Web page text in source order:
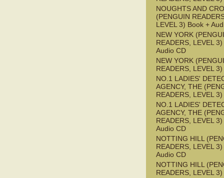
NOUGHTS AND
(PENGUIN
LEVEL 3) Book +
NEW YORK
READERS, LEVEL
Audio CD
NEW YORK
READERS, LEVEL
NO.1 LADIES'
AGENCY, THE
READERS, LEVEL
NO.1 LADIES'
AGENCY, THE
READERS, LEVEL
Audio CD
NOTTING HILL
READERS, LEVEL
Audio CD
NOTTING HILL
READERS, LEVEL